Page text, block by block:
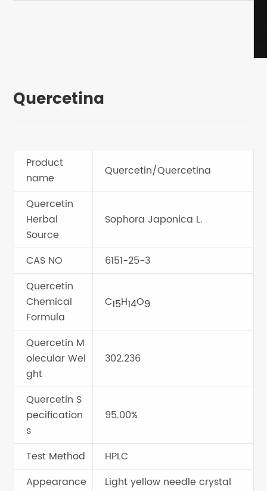
Quercetina
Product
name
Quercetin/Quercetina
Quercetin
Herbal
Source
Sophora Japonica L.
CAS NO
6151-25-3
Quercetin
Chemical
Formula
C15H14O9
Quercetin M
olecular Wei
ght
302.236
Quercetin S
pecification
s
95.00%
Test Method
HPLC
Appearance
Light yellow needle crystal